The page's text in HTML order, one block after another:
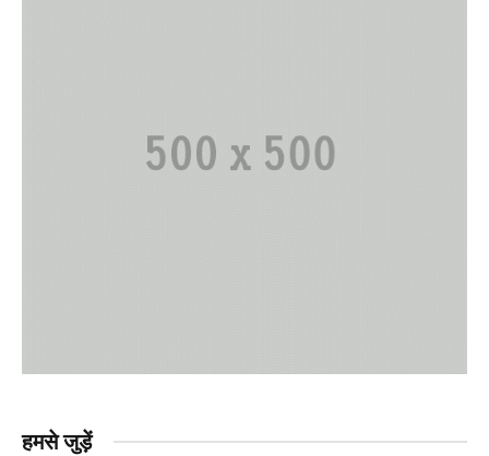
हमसे जुड़ें